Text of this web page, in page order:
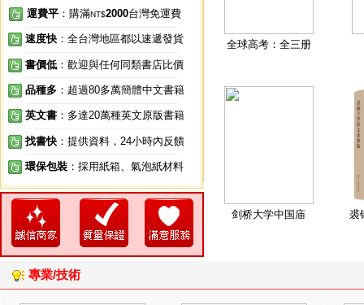
運費平 ：購滿NT$2000台灣免運費
速度快 ：全台灣地區都以速遞發貨
書價低 ：歡迎與任何同類書店比價
品種多 ：超過80多萬簡體中文書籍
英文書 ：多達20萬種英文原版書籍
找書快 ：提供資料，24小時內反饋
環保包裝 ：採用紙箱、氣泡紙材料
全球高考：全三册
剑桥大学中国庙 裘
專業/技術